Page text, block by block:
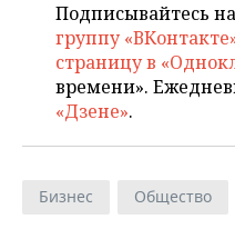
ВОЛЕЙБОЛ
КИБЕРСПОРТ
ФИГУРНОЕ КАТАНИЕ
ВОДНЫЕ ВИДЫ СПОРТА
ИСТОРИЯ
КУЛЬТУРА
МЕДИЦИНА
ОБРАЗОВАНИЕ
СПИСОК ПЕРСОН
СПИСОК КОМПАНИЙ
ПОЛНАЯ ВЕРСИЯ
Подписывайтесь на
группу
страницу в
времени».
«Дзене».
Бизнес Общество